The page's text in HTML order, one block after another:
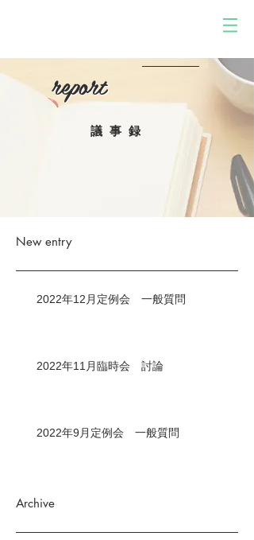
report
report
議事録
New entry
2022年12月定例会 一般質問
2022年11月臨時会 討論
2022年9月定例会 一般質問
Archive